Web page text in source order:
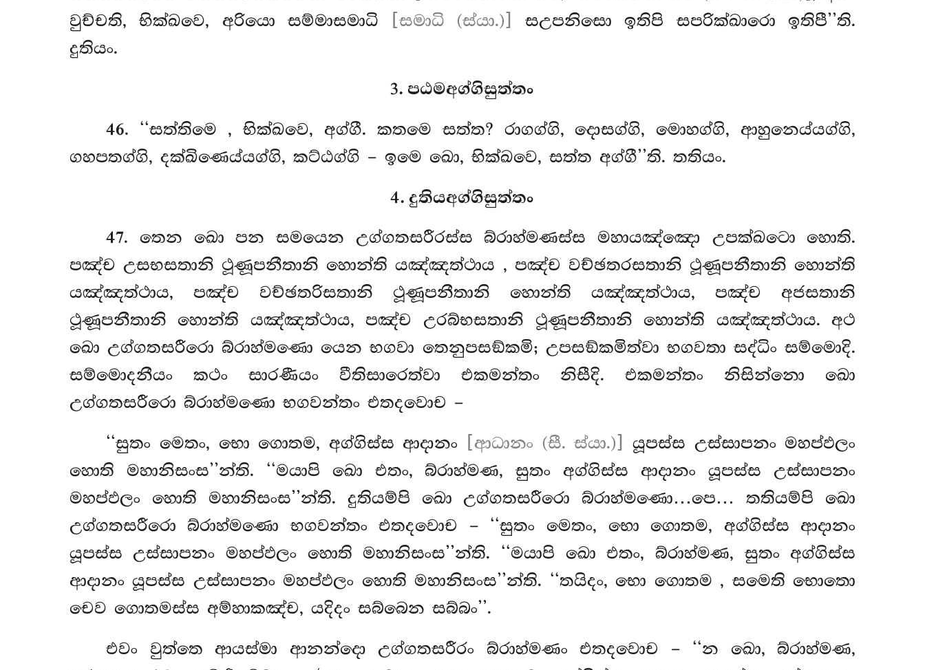
වුච්චති, භික්ඛවෙ, අරියො සම්මාසමාධි
[සමාධි (ස්යා.)]
සඋපනිසො ඉතිපි සපරික්ඛාරො ඉතිපී’’ති.
දුතියං.
3. පඨමඅග්ගිසුත්තං
46. ‘‘සත්තිමෙ , භික්ඛවෙ, අග්ගී. කතමෙ සත්ත? රාගග්ගි, දොසග්ගි, මොහග්ගි, ආහුනෙය්යග්ගි,
ගහපතග්ගි, දක්ඛිණෙය්යග්ගි, කට්ඨග්ගි – ඉමෙ ඛො, භික්ඛවෙ, සත්ත අග්ගී’’ති. තතියං.
4. දුතියඅග්ගිසුත්තං
47. තෙන ඛො පන සමයෙන උග්ගතසරීරස්ස බ්රාහ්මණස්ස මහායඤ්ඤො උපක්ඛටො හොති.
පඤ්ච උසභසතානි ථූණූපනීතානි හොන්ති යඤ්ඤත්ථාය , පඤ්ච වච්ඡතරසතානි ථූණූපනීතානි හොන්ති
යඤ්ඤත්ථාය, පඤ්ච වච්ඡතරිසතානි ථූණූපනීතානි හොන්ති යඤ්ඤත්ථාය, පඤ්ච අජසතානි
ථූණූපනීතානි හොන්ති යඤ්ඤත්ථාය, පඤ්ච උරබ්භසතානි ථූණූපනීතානි හොන්ති යඤ්ඤත්ථාය. අථ
ඛො උග්ගතසරීරො බ්රාහ්මණො යෙන භගවා තෙනුපසඞ්කමි; උපසඞ්කමිත්වා භගවතාසද්ධිං සම්මොදි.
සම්මොදනීයං කථං සාරණීයං වීතිසාරෙත්වා එකමන්තං නිසීදි. එකමන්තං නිසින්නො ඛො
උග්ගතසරීරො බ්රාහ්මණො භගවන්තං එතදවොච –
‘‘සුතං මෙතං, භො ගොතම, අග්ගිස්ස ආදානං [ආධානං (සී. ස්යා.)]
යූපස්ස උස්සාපනං මහප්ඵලං
හොති මහානිසංස’’න්ති. ‘‘මයාපි ඛො එතං, බ්රාහ්මණ, සුතං අග්ගිස්ස ආදානං යූපස්ස උස්සාපනං
මහප්ඵලං හොති මහානිසංස’’න්ති. දුතියම්පි ඛො උග්ගතසරීරො බ්රාහ්මණො…පෙ… තතියම්පි ඛො
උග්ගතසරීරො බ්රාහ්මණො භගවන්තං එතදවොච – ‘‘සුතං මෙතං, භො ගොතම, අග්ගිස්ස ආදානං
යූපස්ස උස්සාපනං මහප්ඵලං හොති මහානිසංස’’න්ති. ‘‘මයාපි ඛො එතං, බ්රාහ්මණ, සුතං අග්ගිස්ස
ආදානං යූපස්ස උස්සාපනං මහප්ඵලං හොති මහානිසංස’’න්ති. ‘‘තයිදං, භො ගොතම , සමෙති භොතො
චෙව ගොතමස්ස අම්හාකඤ්ච, යදිදං සබ්බෙන සබ්බං’’.
එවං වුත්තෙ ආයස්මා ආනන්දො උග්ගතසරීරං බ්රාහ්මණං එතදවොච – ‘‘න ඛො, බ්රාහ්මණ,